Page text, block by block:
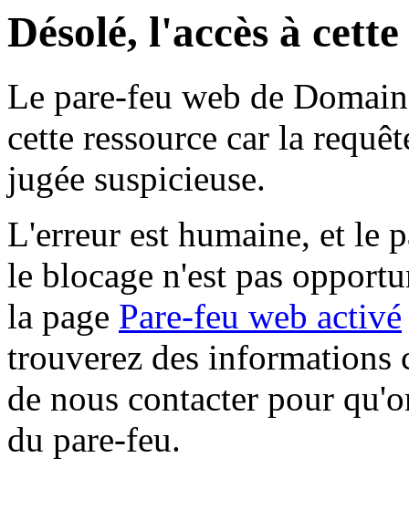
Désolé, l'accès à
Le pare-feu web de
cette ressource car la
jugée suspicieuse.
L'erreur est humaine, et le
le blocage n'est pas
la page Pare-feu web activé
trouverez des informations
de nous contacter pour
du pare-feu.